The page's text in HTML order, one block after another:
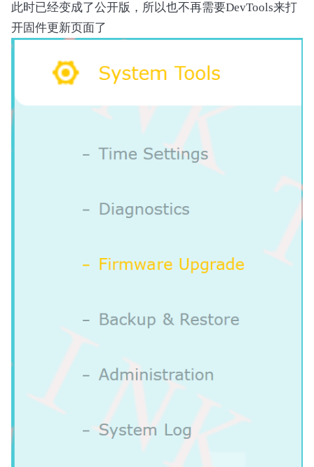
此时已经变成了公开版，所以也不再需要DevTools来打
开固件更新页面了